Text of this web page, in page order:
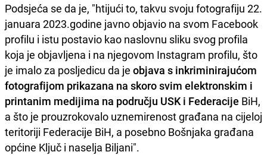
Podsjeća se da je, "htijući to, takvu svoju fotografiju 22.
januara 2023.godine javno objavio na svom Facebook
profilu i istu postavio kao naslovnu sliku svog profila
koja je objavljena i na njegovom Instagram profilu, što
je imalo za posljedicu da je objava s inkriminirajućom
fotografijom prikazana na skoro svim elektronskim i
printanim medijima na području USK i Federacije BiH,
a što je prouzrokovalo uznemirenost građana na cijeloj
teritoriji Federacije BiH, a posebno Bošnjaka građana
općine Ključ i naselja Biljani".